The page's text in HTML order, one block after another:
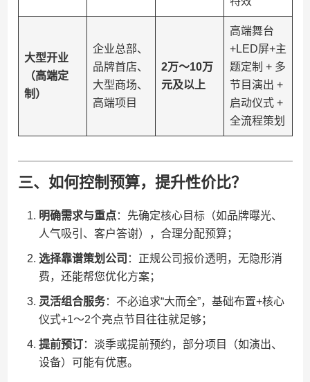
​大型开业
（高端定
制）​
企业总部、
品牌首店、
大型商场、
高端项目
​2万～10万
元及以上​
高端舞台
+LED屏+主
题定制 + 多
节目演出 +
启动仪式 +
全流程策划
三、如何控制预算，提升性价比？
​明确需求与重点​​：先确定核心目标（如品牌曝光、
人气吸引、客户答谢），合理分配预算；
​选择靠谱策划公司​ ​：正规公司报价透明，无隐形消
费，还能帮您优化方案；
​灵活组合服务​​：不必追求“大而全”，基础布置+核心
仪式+1～2个亮点节目往往就足够；
​提前预订​​：淡季或提前预约，部分项目（如演出、
设备）可能有优惠。